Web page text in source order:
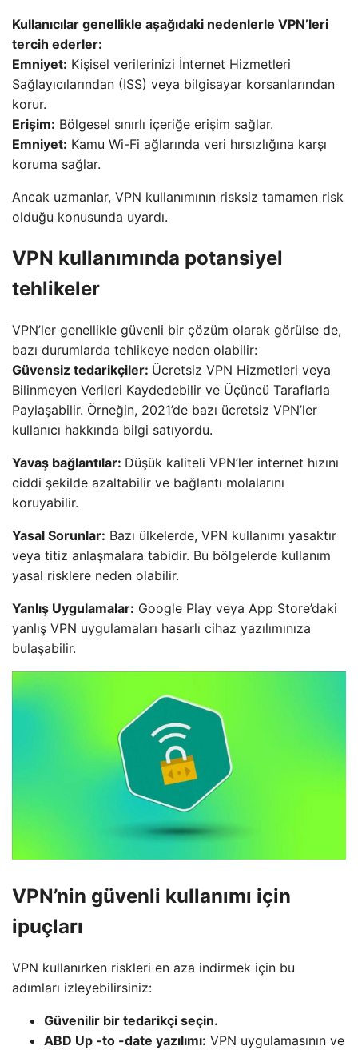
Kullanıcılar genellikle aşağıdaki nedenlerle VPN’leri
tercih ederler:
Emniyet: Kişisel verilerinizi İnternet Hizmetleri
Sağlayıcılarından (ISS) veya bilgisayar korsanlarından
korur.
Erişim: Bölgesel sınırlı içeriğe erişim sağlar.
Emniyet: Kamu Wi-Fi ağlarında veri hırsızlığına karşı
koruma sağlar.
Ancak uzmanlar, VPN kullanımının risksiz tamamen risk
olduğu konusunda uyardı.
VPN kullanımında potansiyel
tehlikeler
VPN’ler genellikle güvenli bir çözüm olarak görülse de,
bazı durumlarda tehlikeye neden olabilir:
Güvensiz tedarikçiler: Ücretsiz VPN Hizmetleri veya
Bilinmeyen Verileri Kaydedebilir ve Üçüncü Taraflarla
Paylaşabilir. Örneğin, 2021’de bazı ücretsiz VPN’ler
kullanıcı hakkında bilgi satıyordu.
Yavaş bağlantılar: Düşük kaliteli VPN’ler internet hızını
ciddi şekilde azaltabilir ve bağlantı molalarını
koruyabilir.
Yasal Sorunlar: Bazı ülkelerde, VPN kullanımı yasaktır
veya titiz anlaşmalara tabidir. Bu bölgelerde kullanım
yasal risklere neden olabilir.
Yanlış Uygulamalar: Google Play veya App Store’daki
yanlış VPN uygulamaları hasarlı cihaz yazılımınıza
bulaşabilir.
VPN’nin güvenli kullanımı için
ipuçları
VPN kullanırken riskleri en aza indirmek için bu
adımları izleyebilirsiniz:
Güvenilir bir tedarikçi seçin.
ABD Up -to -date yazılımı: VPN uygulamasının ve